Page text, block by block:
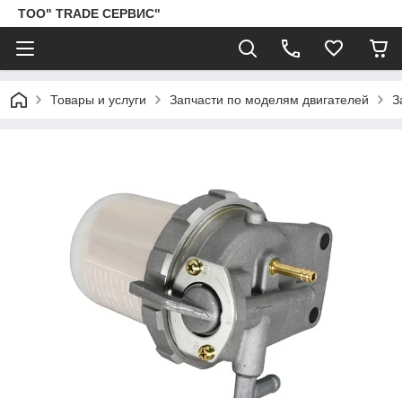
ТОО" TRADE СЕРВИС"
Товары и услуги Запчасти по моделям двигателей